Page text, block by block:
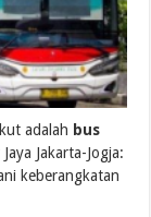
adalah bus
Jakarta-Jogja:
keberangkatan